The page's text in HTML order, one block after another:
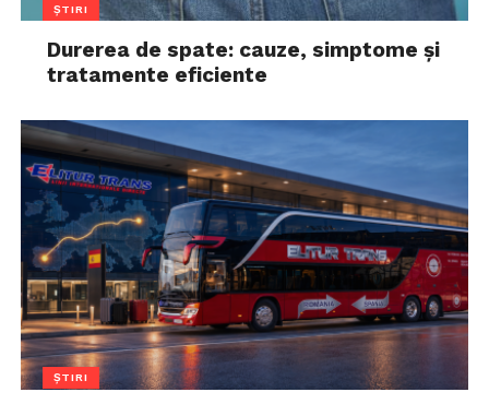
ȘTIRI
Durerea de spate: cauze, simptome și
tratamente eficiente
ȘTIRI